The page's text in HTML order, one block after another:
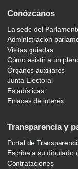
Conózcanos
La sede del
Administración
Visitas guiadas
Cómo asistir a un
Órganos auxiliares
Junta Electoral
Estadísticas
Enlaces de interés
Transparencia y
Portal de
Escriba a su diputado
Contrataciones